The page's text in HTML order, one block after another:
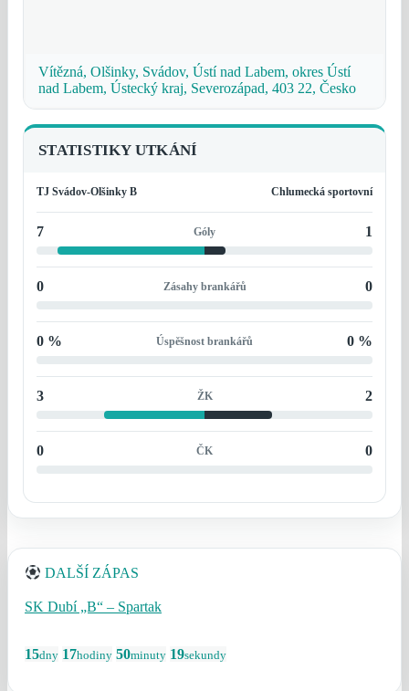
Vítězná, Olšinky, Svádov, Ústí nad Labem, okres Ústí
nad Labem, Ústecký kraj, Severozápad, 403 22, Česko
STATISTIKY UTKÁNÍ
TJ Svádov-Olšinky B Chlumecká sportovní
7 Góly 1
0 Zásahy brankářů 0
0 % Úspěšnost brankářů 0 %
3 ŽK 2
0 ČK 0
DALŠÍ ZÁPAS
SK Dubí „B“ – Spartak
15dny 17hodiny 50minuty 19sekundy